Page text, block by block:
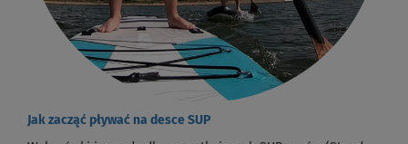
Jak zacząć pływać na desce SUP